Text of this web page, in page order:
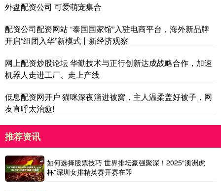
外盘配资公司 可爱萌宠集合
配资公司配资网站 “泰国国家馆”入驻电商平台，海外新品牌
开启“组团入华”新模式丨新经济观察
网上配资炒股论坛 华勤技术与正行创新达成战略合作，加速
机器人走进工厂、走上产线
低息配资网开户 猫咪深夜溜进被窝，主人温柔盖好被子，网
友直呼太治愈!
推荐资讯
如何选择股票技巧 世界排坛豪强聚深！2025“澳洲虎
杯”深圳女排精英赛开赛在即